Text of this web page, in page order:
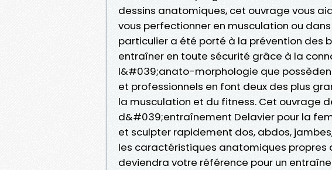
dessins anatomiques, cet ouvrage vous
vous perfectionner en musculation ou
particulier a été porté à la prévention des
entraîner en toute sécurité grâce à la
l&#039;anato-morphologie que
et professionnels en font deux des plus
la musculation et du fitness. Cet ouvrage
d&#039;entraînement Delavier pour la
et sculpter rapidement dos, abdos,
les caractéristiques anatomiques propres
deviendra votre référence pour un